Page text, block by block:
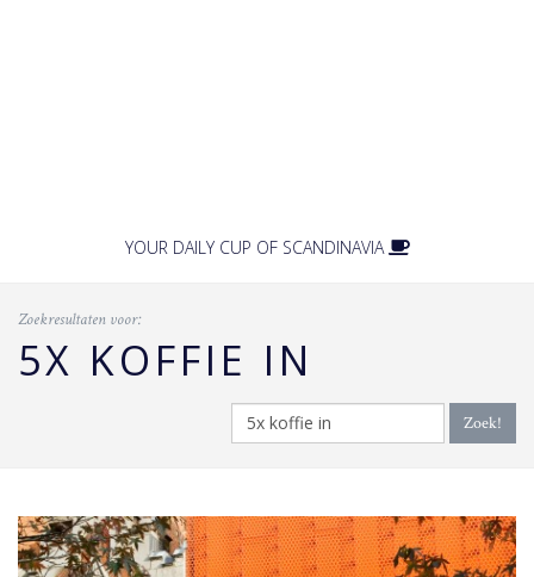
YOUR DAILY CUP OF SCANDINAVIA
Zoekresultaten voor:
5X KOFFIE IN